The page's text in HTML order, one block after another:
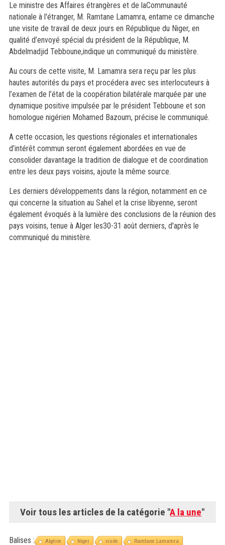
Le ministre des Affaires étrangères et de laCommunauté
nationale à l'étranger, M. Ramtane Lamamra, entame ce dimanche
une visite de travail de deux jours en République du Niger, en
qualité d’envoyé spécial du président de la République, M.
Abdelmadjid Tebboune,indique un communiqué du ministère.
Au cours de cette visite, M. Lamamra sera reçu par les plus
hautes autorités du pays et procédera avec ses interlocuteurs à
l’examen de l’état de la coopération bilatérale marquée par une
dynamique positive impulsée par le président Tebboune et son
homologue nigérien Mohamed Bazoum, précise le communiqué.
A cette occasion, les questions régionales et internationales
d’intérêt commun seront également abordées en vue de
consolider davantage la tradition de dialogue et de coordination
entre les deux pays voisins, ajoute la même source.
Les derniers développements dans la région, notamment en ce
qui concerne la situation au Sahel et la crise libyenne, seront
également évoqués à la lumière des conclusions de la réunion des
pays voisins, tenue à Alger les30-31 août derniers, d'après le
communiqué du ministère.
Voir tous les articles de la catégorie "A la une"
Balises : Algérie Niger visite Ramtane Lamamra